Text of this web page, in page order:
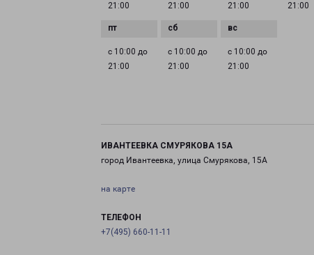
21:00
21:00
21:00
21:00
с 10:00 до
21:00
с 10:00 до
21:00
с 10:00 до
21:00
ИВАНТЕЕВКА СМУРЯКОВА 15А
город Ивантеевка, улица Смурякова, 15А
на карте
ТЕЛЕФОН
+7(495) 660-11-11